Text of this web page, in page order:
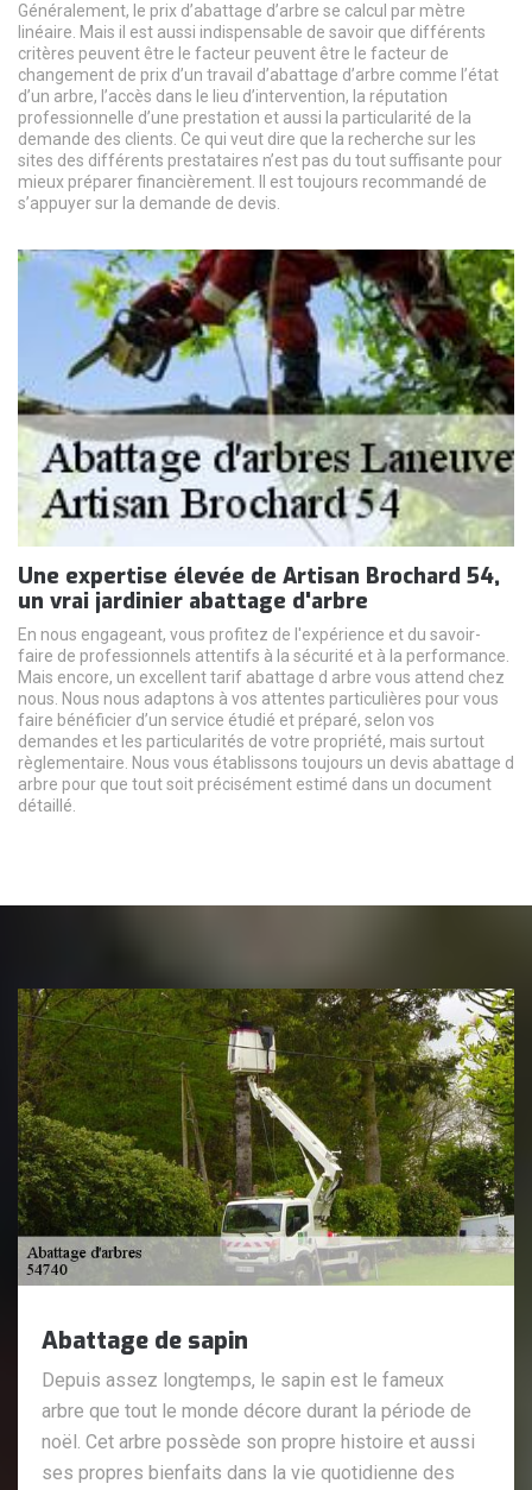
Généralement, le prix d’abattage d’arbre se calcul par mètre
linéaire. Mais il est aussi indispensable de savoir que différents
critères peuvent être le facteur peuvent être le facteur de
changement de prix d’un travail d’abattage d’arbre comme l’état
d’un arbre, l’accès dans le lieu d’intervention, la réputation
professionnelle d’une prestation et aussi la particularité de la
demande des clients. Ce qui veut dire que la recherche sur les
sites des différents prestataires n’est pas du tout suffisante pour
mieux préparer financièrement. Il est toujours recommandé de
s’appuyer sur la demande de devis.
Une expertise élevée de Artisan Brochard 54,
un vrai jardinier abattage d'arbre
En nous engageant, vous profitez de l'expérience et du savoir-
faire de professionnels attentifs à la sécurité et à la performance.
Mais encore, un excellent tarif abattage d arbre vous attend chez
nous. Nous nous adaptons à vos attentes particulières pour vous
faire bénéficier d’un service étudié et préparé, selon vos
demandes et les particularités de votre propriété, mais surtout
règlementaire. Nous vous établissons toujours un devis abattage d
arbre pour que tout soit précisément estimé dans un document
détaillé.
Abattage de sapin
Depuis assez longtemps, le sapin est le fameux
arbre que tout le monde décore durant la période de
noël. Cet arbre possède son propre histoire et aussi
ses propres bienfaits dans la vie quotidienne des